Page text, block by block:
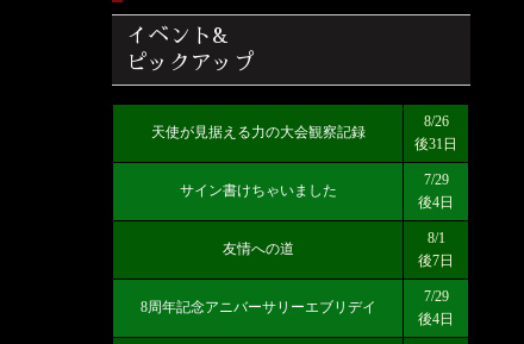
イベント&
ピックアップ
天使が見据える力の大会観察記録
8/26
後31日
サイン書けちゃいました
7/29
後4日
友情への道
8/1
後7日
8周年記念アニバーサリーエブリデイ
7/29
後4日